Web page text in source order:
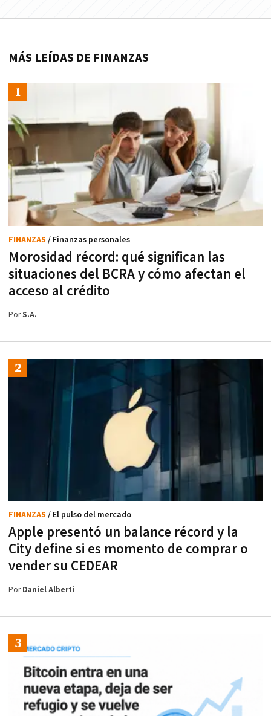
MÁS LEÍDAS DE FINANZAS
Morosidad récord: qué significan las
situaciones del BCRA y cómo afectan el
acceso al crédito
FINANZAS / Finanzas personales
PorS.A.
Apple presentó un balance récord y la
City define si es momento de comprar o
vender su CEDEAR
FINANZAS / El pulso del mercado
PorDaniel Alberti